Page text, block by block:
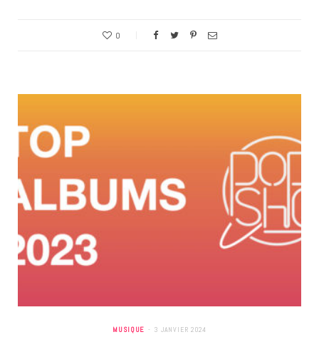
0
MUSIQUE 3 JANVIER 2024